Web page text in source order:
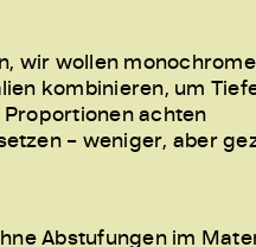
wir wollen
kombinieren, um
achten
– weniger, aber
Abstufungen im